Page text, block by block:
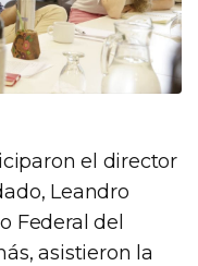
el director
Leandro
Federal del
asistieron la